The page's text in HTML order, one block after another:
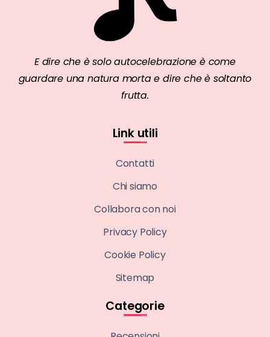
E dire che è solo autocelebrazione è come
guardare una natura morta e dire che è soltanto
frutta.
Link utili
Contatti
Chi siamo
Collabora con noi
Privacy Policy
Cookie Policy
Sitemap
Categorie